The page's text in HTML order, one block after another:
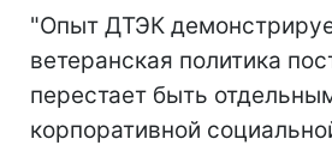
"Опыт ДТЭК
ветеранская политика
перестает быть
корпоративной